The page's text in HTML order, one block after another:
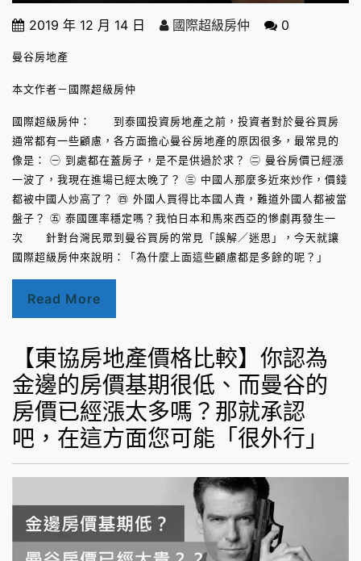
2019 年 12 月 14 日 國際超級房仲 0
曼谷房地產
本文作者－國際超級房仲
國際超級房仲： 到泰國投資房地產之前，投資者對於曼谷買房
通常都有一些顧慮，各方面擔心曼谷房地產的原因很多，最常見的
像是： ㊀ 到處都在蓋房子，是不是供過於求？ ㊁ 曼谷房價已經漲
一波了，我現在進場已經太晚了？ ㊂ 中國人那麼多近來炒作，價錢
都被中國人炒高了？ ㊃ 外國人買得比本國人貴，難道外國人都被當
盤子？ ㊄ 泰國匯率穩定嗎？我怕日本和馬來西亞的慘劇再發生一
次 針對台灣民眾到曼谷買房的常見「誤解／迷思」，今天就讓
國際超級房仲來說明：「為什麼上面這些顧慮都是多餘的呢？」
Read More
【東協房地產價格比較】你認為
金邊的房價基期很低、而曼谷的
房價已經漲太多嗎？那就承認
吧，在這方面您可能「很外行」